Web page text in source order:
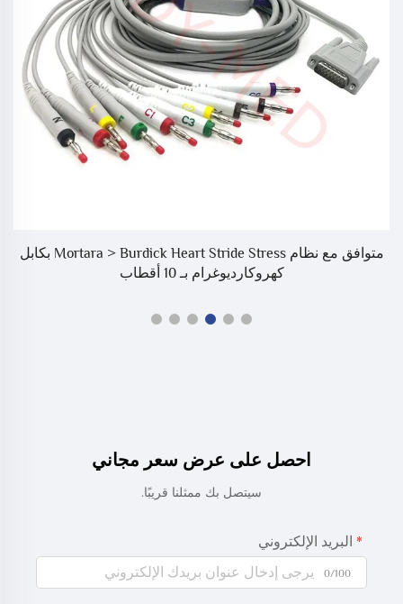
متوافق مع نظام Mortara > Burdick Heart Stride Stress بكابل
كهروكارديوغرام بـ 10 أقطاب
احصل على عرض سعر مجاني
سيتصل بك ممثلنا قريبًا.
البريد الإلكتروني
0/100